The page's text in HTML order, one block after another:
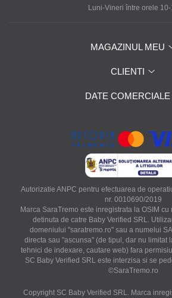
Luni-Vineri între orele 10-
MAGAZINUL MEU
CLIENTI
DATE COMERCIALE
Autorizatie ANPC pentru efectuarea de
nr. 0010690/2019
Marca SaraTremo este inregistrata la OSIM
detinuta de catre Baby Verified SRL.
domeniului "saratremo.ro" sau a numelui
directa sau "ascunsa" (de tipul, dar nu limitat
tehnici de indexare, cautare web) fara
SC Baby Verified SRL este interzisa si se
©SaraTremo.ro
Copyright SC Baby Verified SRL. Marca